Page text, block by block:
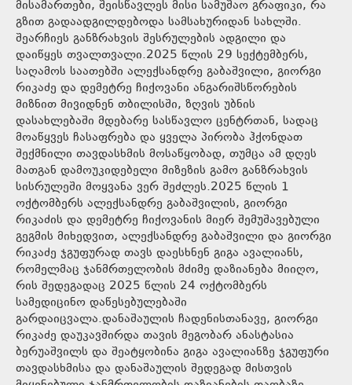
მისამართები, შეისწავლეს მისი სამუშაო გრაფიკი, რა
გზით გადაადგილდებოდა სამსახურიდან სახლში.
შეარჩიეს განზრახვის შესრულების ადგილი და
დაიწყეს თვალთვალი.2025 წლის 29 სექტემბერს,
საღამოს საათებში ალექსანდრე გაბაშვილი, გიორგი
რიკაძე და დემეტრე ჩიქოვანი ანგარიშსწორების
მიზნით მივიდნენ თბილისში, ზღვის უბნის
დასახლებაში მდებარე სასწავლო ცენტრთან, სადაც
მოაწყვეს ჩასაფრება და ყველა პირობა ჰქონდათ
შექმნილი თავდასხმის მოსაწყობად, თუმცა ამ დღეს
მათგან დამოუკიდებელი მიზეზის გამო განზრახვის
სისრულეში მოყვანა ვერ შეძლეს.2025 წლის 1
ოქტომბერს ალექსანდრე გაბაშვილის, გიორგი
რიკაძის და დემეტრე ჩიქოვანის მიერ შემუშავებული
გეგმის მიხედვით, ალექსანდრე გაბაშვილი და გიორგი
რიკაძე ჯგუფურად თავს დაესხნენ გიგა ავალიანს,
რომელმაც ჯანმრთელობის მძიმე დაზიანება მიიღო,
რის შედეგადაც 2025 წლის 24 ოქტომბერს
სამედიცინო დაწესებულებაში
გარდაიცვალა.დანაშაულის ჩადენისთანავე, გიორგი
რიკაძე დაუკავშირდა თავის მეგობარ ანასტასია
ბერუაშვილს და შეატყობინა გიგა ავალიანზე ჯგუფური
თავდასხმისა და დანაშაულის შედეგად მისთვის